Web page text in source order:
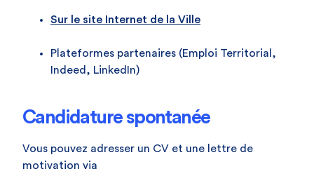
Sur le site Internet de la Ville
Plateformes partenaires (Emploi Territorial,
Indeed, LinkedIn)
Candidature spontanée
Vous pouvez adresser un CV et une lettre de
motivation via